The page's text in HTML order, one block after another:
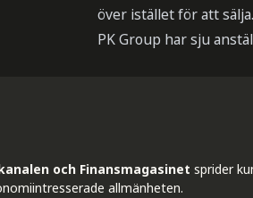
över istället för att
PK Group har sju
och Finansmagasinet sprider
allmänheten.